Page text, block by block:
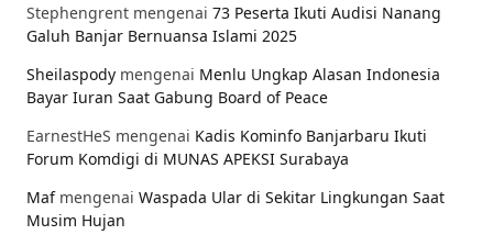
Stephengrent mengenai 73 Peserta Ikuti Audisi Nanang
Galuh Banjar Bernuansa Islami 2025
Sheilaspody mengenai Menlu Ungkap Alasan Indonesia
Bayar Iuran Saat Gabung Board of Peace
EarnestHeS mengenai Kadis Kominfo Banjarbaru Ikuti
Forum Komdigi di MUNAS APEKSI Surabaya
Mafmengenai Waspada Ular di Sekitar Lingkungan Saat
Musim Hujan